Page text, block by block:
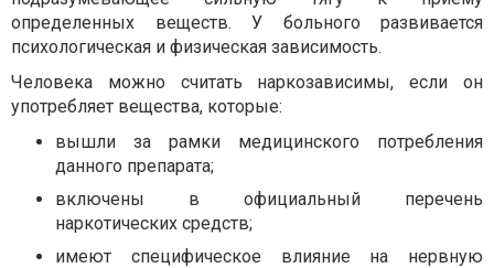
определенных веществ. У больного развивается
психологическая и физическая зависимость.
Человека можно считать наркозависимы, если он
употребляет вещества, которые:
вышли за рамки медицинского потребления
данного препарата;
включены в официальный перечень
наркотических средств;
имеют специфическое влияние на нервную